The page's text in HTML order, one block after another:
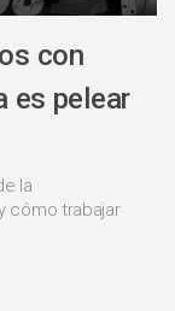
con
es pelear
la
cómo trabajar